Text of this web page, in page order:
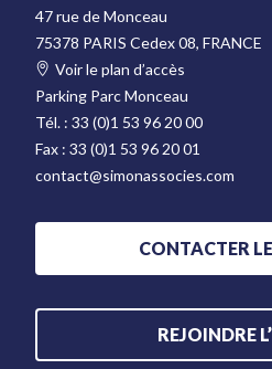
47 rue de Monceau
75378 PARIS Cedex 08, FRANCE
Voir le plan d’accès
Parking Parc Monceau
Tél. :33 (0)1 53 96 20 00
Fax :33 (0)1 53 96 20 01
contact@simonassocies.com
CONTACTER
REJOINDRE